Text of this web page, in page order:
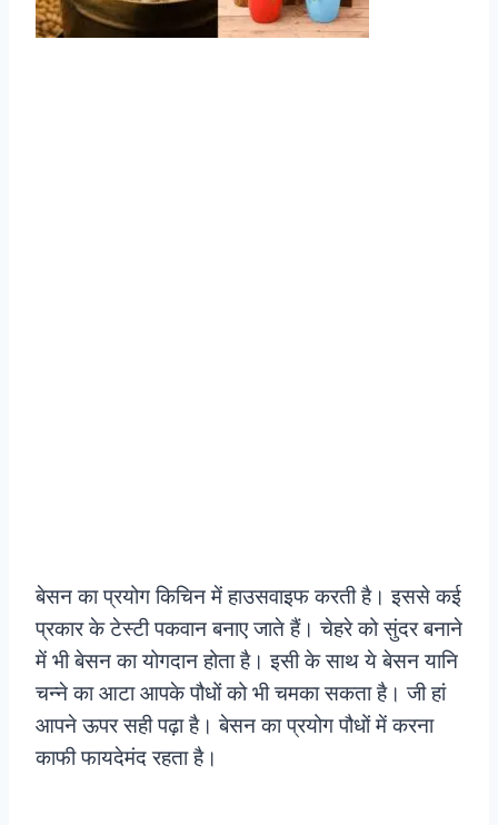
बेसन का प्रयोग किचिन में हाउसवाइफ करती है। इससे कई
प्रकार के टेस्टी पकवान बनाए जाते हैं। चेहरे को सुंदर बनाने
में भी बेसन का योगदान होता है। इसी के साथ ये बेसन यानि
चन्ने का आटा आपके पौधों को भी चमका सकता है। जी हां
आपने ऊपर सही पढ़ा है। बेसन का प्रयोग पौधों में करना
काफी फायदेमंद रहता है।